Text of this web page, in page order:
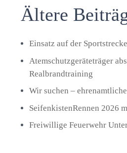
Ältere
Einsatz auf der Sportstrecke
Atemschutzgeräteträger
Realbrandtraining
Wir suchen –
SeifenkistenRennen 2026
Freiwillige Feuerwehr